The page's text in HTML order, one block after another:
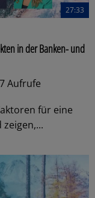
27:33
in der Banken- und
Aufrufe
für eine